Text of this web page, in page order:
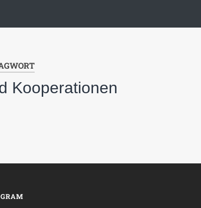
Kooperationen